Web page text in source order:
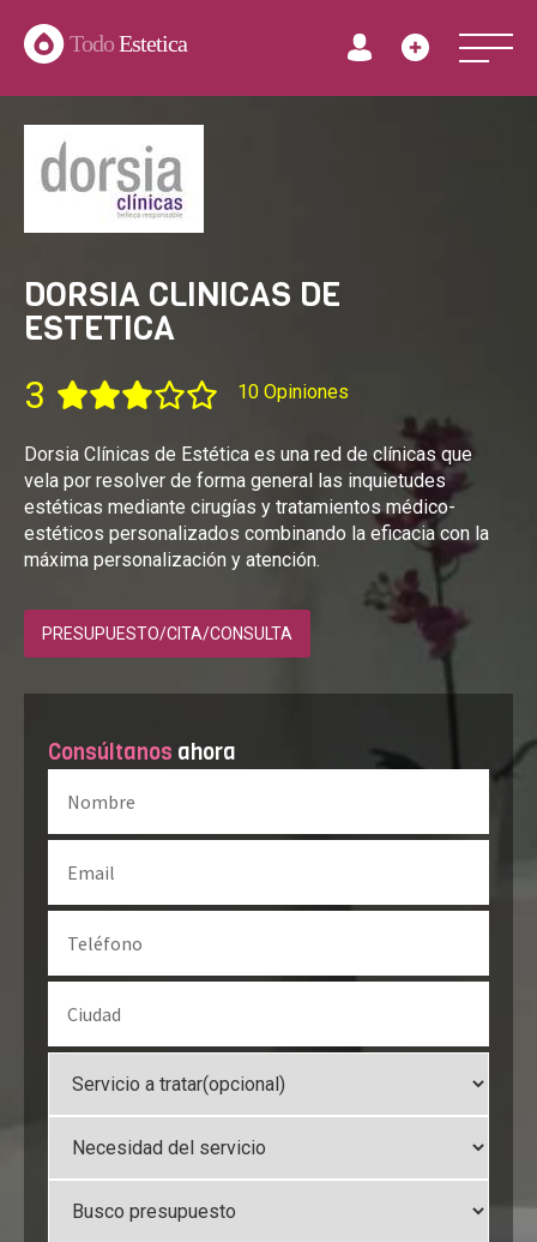
TodoEstetica
DORSIA CLINICAS DE
ESTETICA
3
10 Opiniones
Dorsia Clínicas de Estética es una red de clínicas que
vela por resolver de forma general las inquietudes
estéticas mediante cirugías y tratamientos médico-
estéticos personalizados combinando la eficacia con la
máxima personalización y atención.
PRESUPUESTO/CITA/CONSULTA
Consúltanos ahora